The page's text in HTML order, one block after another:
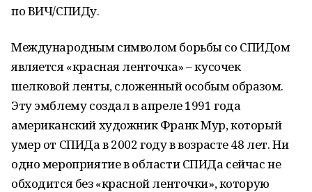
по ВИЧ/СПИДу.
Международным символом борьбы со СПИДом
является «красная ленточка» – кусочек
шелковой ленты, сложенный особым образом.
Эту эмблему создал в апреле 1991 года
американский художник Франк Мур, который
умер от СПИДа в 2002 году в возрасте 48 лет. Ни
одно мероприятие в области СПИДа сейчас не
обходится без «красной ленточки», которую